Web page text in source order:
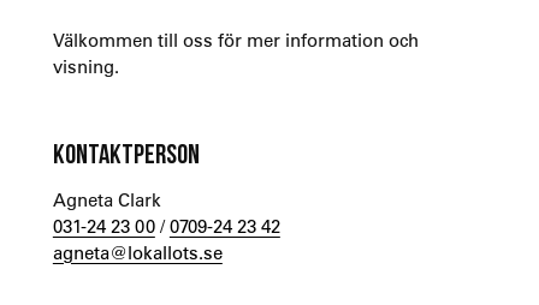
Välkommen till oss för mer information och
visning.
KONTAKTPERSON
Agneta Clark
031-24 23 00/0709-24 23 42
agneta@lokallots.se